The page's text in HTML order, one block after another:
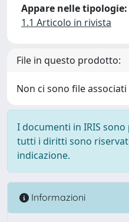
Appare nelle tipologie:
1.1 Articolo in rivista
File in questo prodotto:
Non ci sono file
I documenti in IRIS
tutti i diritti sono
indicazione.
Informazioni